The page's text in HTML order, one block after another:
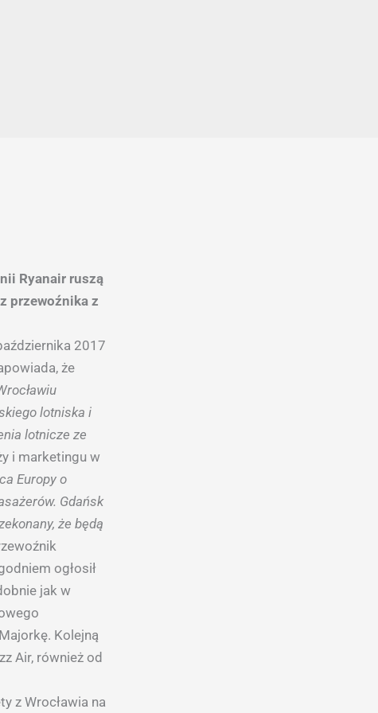
Ryanair ruszą
przewoźnika z
2017
że
lotniska i
lotnicze ze
i marketingu w
Europy o
Gdańsk
że będą
ogłosił
jak w
Kolejną
Air, również od
z Wrocławia na